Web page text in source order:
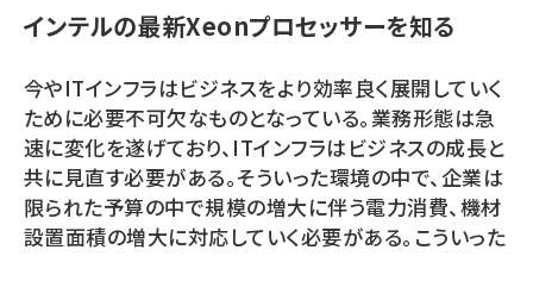
加藤銘のチーム貢献～仲間と築いた勝利の絆～ (2329)
北海道をのんびり旅する晴山佳須夫のヒント集！ (2050)
drupal (1966)
genai (1494)
abc123 (1371)
インテルの最新Xeonプロセッサーを知る
今やITインフラはビジネスをより効率良く展開していく
ために必要不可欠なものとなっている。業務形態は急
速に変化を遂げており、ITインフラはビジネスの成長と
共に見直す必要がある。そういった環境の中で、企業は
限られた予算の中で規模の増大に伴う電力消費、機材
設置面積の増大に対応していく必要がある。こういった